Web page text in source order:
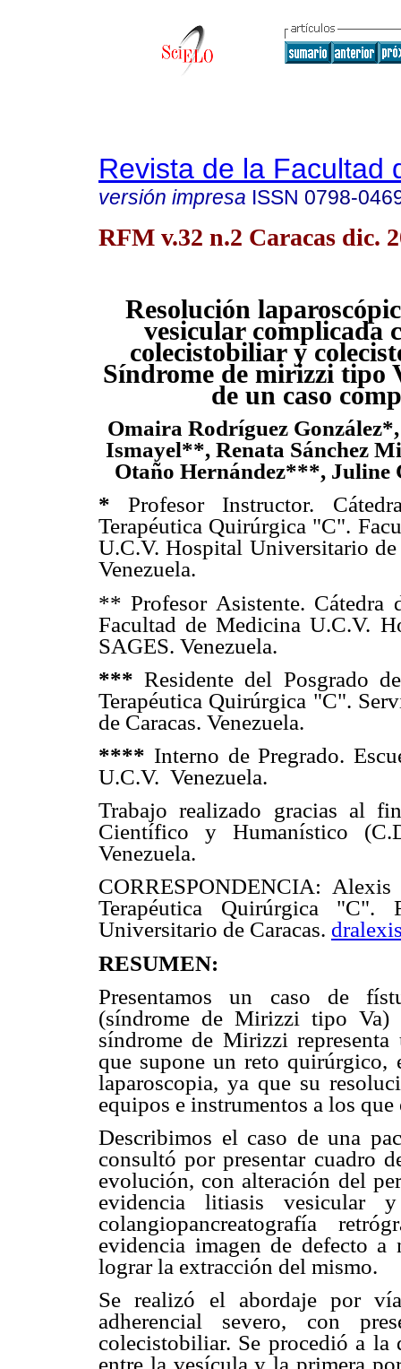
Revista de la Facultad
versión impresa ISSN 0798-
RFM v.32 n.2 Caracas dic.
Resolución
vesicular complicada
colecistobiliar y
Síndrome de mirizzi tipo
de un caso
Omaira Rodríguez
Ismayel**, Renata Sánchez
Otaño Hernández***,
*Profesor Instructor.
Terapéutica Quirúrgica "C".
U.C.V. Hospital Universitario
Venezuela.
** Profesor Asistente. Cátedra
Facultad de Medicina U.C.V.
SAGES. Venezuela.
***Residente del Posgrado
Terapéutica Quirúrgica "C".
de Caracas. Venezuela.
**** Interno de Pregrado.
U.C.V. Venezuela.
Trabajo realizado gracias al
Científico y Humanístico
Venezuela.
CORRESPONDENCIA:
Terapéutica Quirúrgica "C".
Universitario de Caracas.
RESUMEN:
Presentamos un caso de
(síndrome de Mirizzi tipo Va)
síndrome de Mirizzi
que supone un reto quirúrgico,
laparoscopia, ya que su
equipos e instrumentos a los
Describimos el caso de una
consultó por presentar cuadro
evolución, con alteración del
evidencia litiasis vesicular
colangiopancreatografía
evidencia imagen de defecto
lograr la extracción del mismo.
Se realizó el abordaje por
adherencial severo, con
colecistobiliar. Se procedió a